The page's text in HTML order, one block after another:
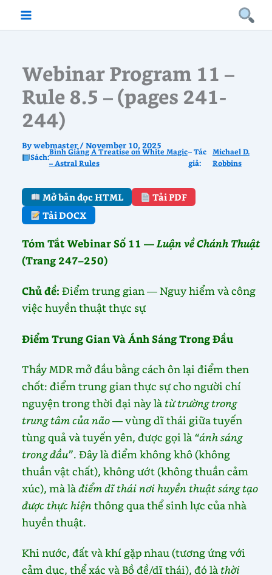
Webinar Program 11 –
Rule 8.5 – (pages 241-
244)
Bywebmaster /November 10, 2025
Sách:
Bình Giảng A Treatise on White Magic
– Astral Rules
– Tác
giả:
Michael D.
Robbins
Mở bản đọc HTML
Tải PDF
Tải DOCX
Tóm Tắt Webinar Số 11 —Luận về Chánh Thuật
(Trang 247–250)
Chủ đề: Điểm trung gian — Nguy hiểm và công
việc huyền thuật thực sự
Điểm Trung Gian Và Ánh Sáng Trong Đầu
Thầy MDR mở đầu bằng cách ôn lại điểm then
chốt: điểm trung gian thực sự cho người chí
nguyện trong thời đại này làtừ trường trong
trung tâm của não— vùng dĩ thái giữa tuyến
tùng quả và tuyến yên, được gọi là “ánh sáng
trong đầu”. Đây là điểm không khô (không
thuần vật chất), không ướt (không thuần cảm
xúc), mà làđiểm dĩ thái nơi huyền thuật sáng tạo
được thực hiện thông qua thể sinh lực của nhà
huyền thuật.
Khi nước, đất và khí gặp nhau (tương ứng với
cảm dục, thể xác và Bồ đề/dĩ thái), đó làthời